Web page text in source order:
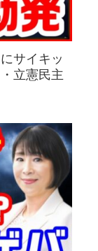
サイキッ
立憲民主